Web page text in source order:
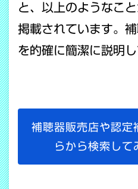
と、以上のようなこ
掲載されています。
を的確に簡潔に説明し
補聴器販売店や認定
らから検索して